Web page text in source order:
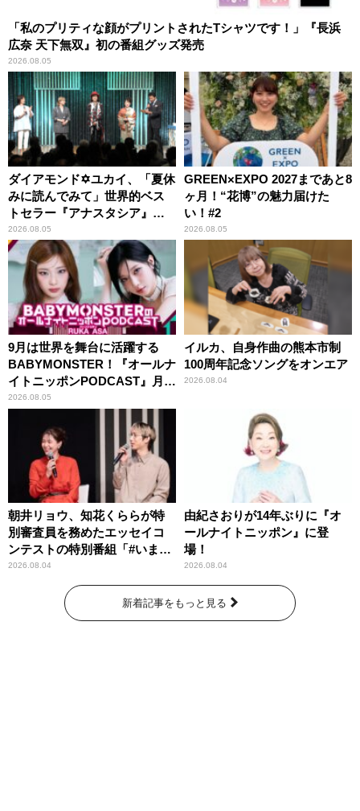
「私のプリティな顔がプリントされたTシャツです！」『長浜
広奈 天下無双』初の番組グッズ発売
2026.08.05
ダイアモンド✡ユカイ、「夏休
みに読んでみて」世界的ベス
トセラー『アナスタシア』を
紹介
2026.08.05
GREEN×EXPO 2027まであと8
ヶ月！“花博”の魅力届けた
い！#2
2026.08.05
9月は世界を舞台に活躍する
BABYMONSTER！『オールナ
イトニッポンPODCAST』月替
わりパーソナリティ
2026.08.05
イルカ、自身作曲の熊本市制
100周年記念ソングをオンエア
2026.08.04
朝井リョウ、知花くららが特
別審査員を務めたエッセイコ
ンテストの特別番組「#いまあ
なたに伝えたいこと」
2026.08.04
由紀さおりが14年ぶりに『オ
ールナイトニッポン』に登
場！
2026.08.04
新着記事をもっと見る